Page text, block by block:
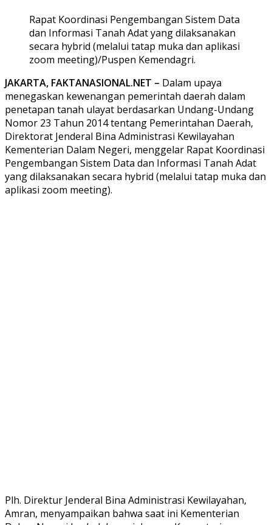
Rapat Koordinasi Pengembangan Sistem Data
dan Informasi Tanah Adat yang dilaksanakan
secara hybrid (melalui tatap muka dan aplikasi
zoom meeting)/Puspen Kemendagri.
JAKARTA, FAKTANASIONAL.NET – Dalam upaya
menegaskan kewenangan pemerintah daerah dalam
penetapan tanah ulayat berdasarkan Undang-Undang
Nomor 23 Tahun 2014 tentang Pemerintahan Daerah,
Direktorat Jenderal Bina Administrasi Kewilayahan
Kementerian Dalam Negeri, menggelar Rapat Koordinasi
Pengembangan Sistem Data dan Informasi Tanah Adat
yang dilaksanakan secara hybrid (melalui tatap muka dan
aplikasi zoom meeting).
Plh. Direktur Jenderal Bina Administrasi Kewilayahan,
Amran, menyampaikan bahwa saat ini Kementerian